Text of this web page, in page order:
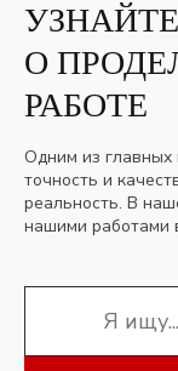
О
РАБОТЕ
Одним из главных
точность и
реальность. В
нашими